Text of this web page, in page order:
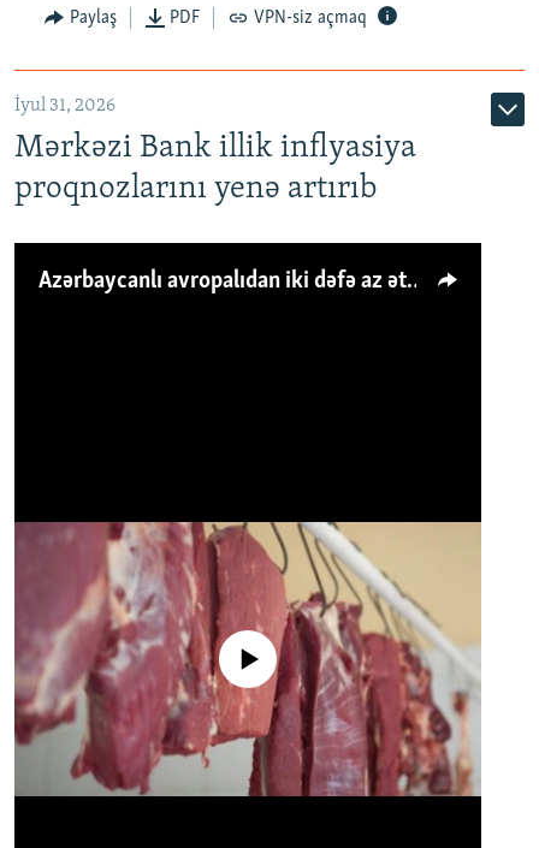
Paylaş PDF VPN-siz açmaq
İyul 31, 2026
Mərkəzi Bank illik inflyasiya
proqnozlarını yenə artırıb
Azərbaycanlı avropalıdan iki dəfə az ət yeyir, amma... 'Qiymət artımı qaçılmazdır'
No media source currently available